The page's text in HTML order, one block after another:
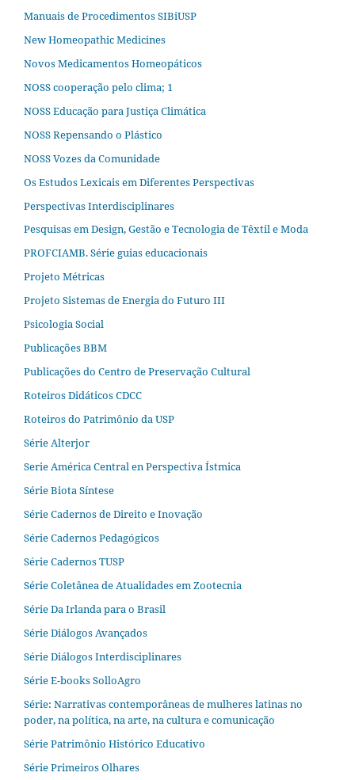
Manuais de Procedimentos SIBiUSP
New Homeopathic Medicines
Novos Medicamentos Homeopáticos
NOSS cooperação pelo clima; 1
NOSS Educação para Justiça Climática
NOSS Repensando o Plástico
NOSS Vozes da Comunidade
Os Estudos Lexicais em Diferentes Perspectivas
Perspectivas Interdisciplinares
Pesquisas em Design, Gestão e Tecnologia de Têxtil e Moda
PROFCIAMB. Série guias educacionais
Projeto Métricas
Projeto Sistemas de Energia do Futuro III
Psicologia Social
Publicações BBM
Publicações do Centro de Preservação Cultural
Roteiros Didáticos CDCC
Roteiros do Patrimônio da USP
Série Alterjor
Serie América Central en Perspectiva Ístmica
Série Biota Síntese
Série Cadernos de Direito e Inovação
Série Cadernos Pedagógicos
Série Cadernos TUSP
Série Coletânea de Atualidades em Zootecnia
Série Da Irlanda para o Brasil
Série Diálogos Avançados
Série Diálogos Interdisciplinares
Série E-books SolloAgro
Série: Narrativas contemporâneas de mulheres latinas no
poder, na política, na arte, na cultura e comunicação
Série Patrimônio Histórico Educativo
Série Primeiros Olhares